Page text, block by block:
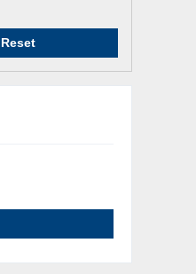
Reset